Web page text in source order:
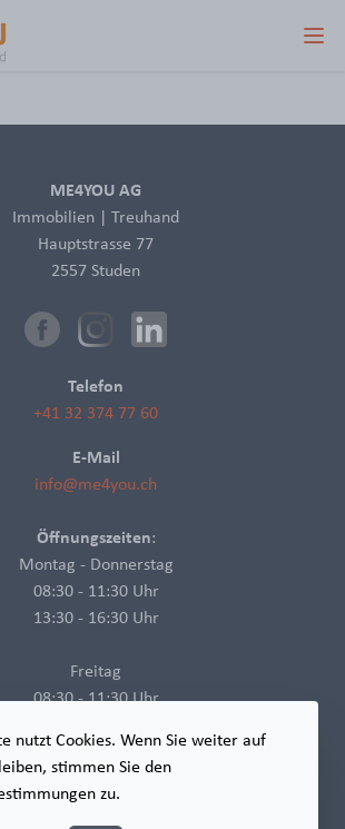
ME4YOU AG
Immobilien | Treuhand
Hauptstrasse 77
2557 Studen
FacebookInstagramLinkedIn
Telefon
+41 32 374 77 60
E-Mail
info@me4you.ch
Öffnungszeiten:
Montag - Donnerstag
08:30 - 11:30 Uhr
13:30 - 16:30 Uhr
Freitag
08:30 - 11:30 Uhr
nutzt Cookies. Wenn Sie weiter auf
stimmen Sie den
zu.